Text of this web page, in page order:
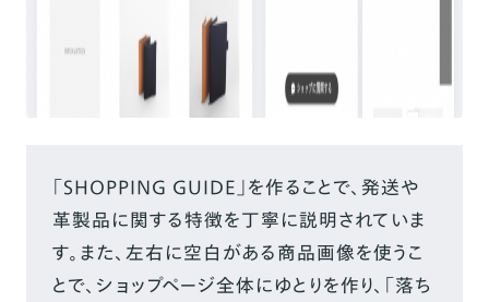
「SHOPPING GUIDE」を作ることで、発送や
革製品に関する特徴を丁寧に説明されていま
す。 また、左右に空白がある商品画像を使うこ
とで、ショップページ全体にゆとりを作り、「落ち